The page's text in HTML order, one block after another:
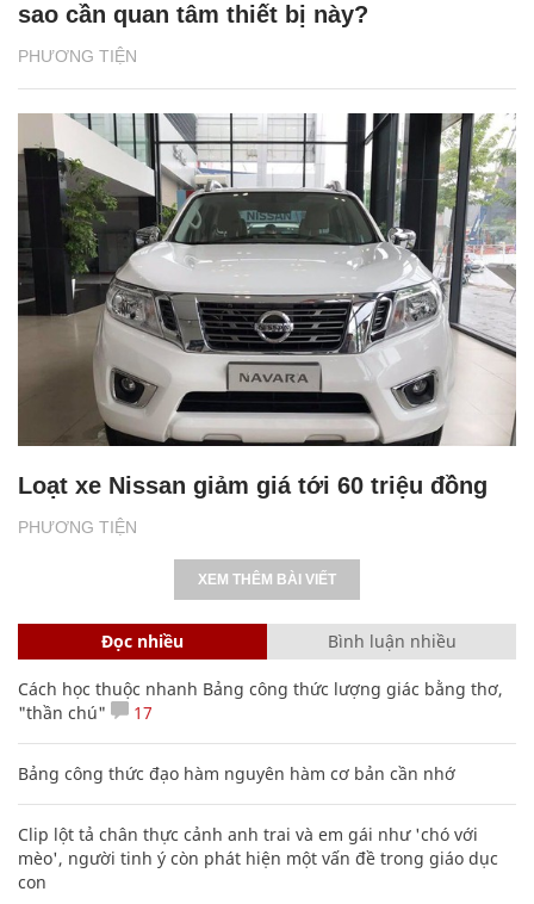
PHƯƠNG TIỆN
sao cần quan tâm thiết bị này?
PHƯƠNG TIỆN
Loạt xe Nissan giảm giá tới 60 triệu đồng
XEM THÊM BÀI VIẾT
Đọc nhiều Bình luận nhiều
Cách học thuộc nhanh Bảng công thức lượng giác bằng thơ,
"thần chú"
17
Bảng công thức đạo hàm nguyên hàm cơ bản cần nhớ
Clip lột tả chân thực cảnh anh trai và em gái như 'chó với
mèo', người tinh ý còn phát hiện một vấn đề trong giáo dục
con